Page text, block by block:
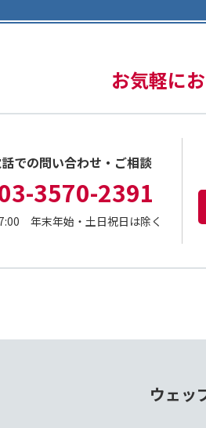
お気軽に
での問い合わせ・ご相談
3570-2391
年末年始・土日祝日は除く
ウェッ